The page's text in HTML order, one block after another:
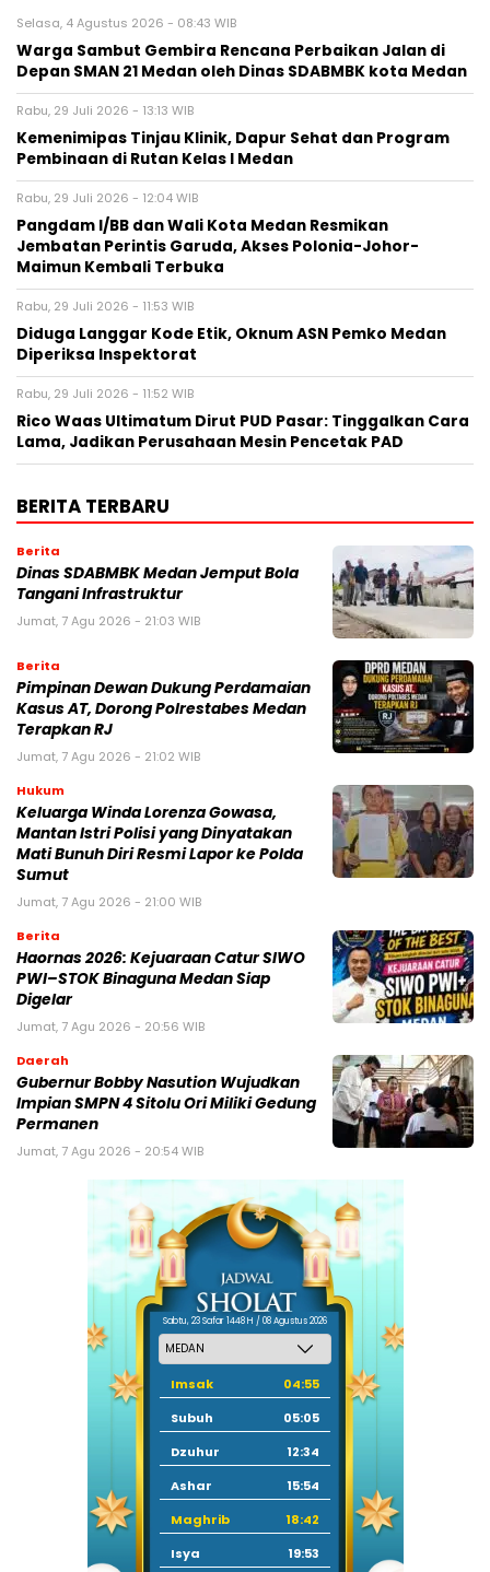
Selasa, 4 Agustus 2026 - 08:43 WIB
Warga Sambut Gembira Rencana Perbaikan Jalan di
Depan SMAN 21 Medan oleh Dinas SDABMBK kota Medan
Rabu, 29 Juli 2026 - 13:13 WIB
Kemenimipas Tinjau Klinik, Dapur Sehat dan Program
Pembinaan di Rutan Kelas I Medan
Rabu, 29 Juli 2026 - 12:04 WIB
Pangdam I/BB dan Wali Kota Medan Resmikan
Jembatan Perintis Garuda, Akses Polonia-Johor-
Maimun Kembali Terbuka
Rabu, 29 Juli 2026 - 11:53 WIB
Diduga Langgar Kode Etik, Oknum ASN Pemko Medan
Diperiksa Inspektorat
Rabu, 29 Juli 2026 - 11:52 WIB
Rico Waas Ultimatum Dirut PUD Pasar: Tinggalkan Cara
Lama, Jadikan Perusahaan Mesin Pencetak PAD
BERITA TERBARU
Berita
Dinas SDABMBK Medan Jemput Bola
Tangani Infrastruktur
Jumat, 7 Agu 2026 - 21:03 WIB
Berita
Pimpinan Dewan Dukung Perdamaian
Kasus AT, Dorong Polrestabes Medan
Terapkan RJ
Jumat, 7 Agu 2026 - 21:02 WIB
Hukum
Keluarga Winda Lorenza Gowasa,
Mantan Istri Polisi yang Dinyatakan
Mati Bunuh Diri Resmi Lapor ke Polda
Sumut
Jumat, 7 Agu 2026 - 21:00 WIB
Berita
Haornas 2026: Kejuaraan Catur SIWO
PWI–STOK Binaguna Medan Siap
Digelar
Jumat, 7 Agu 2026 - 20:56 WIB
Daerah
Gubernur Bobby Nasution Wujudkan
Impian SMPN 4 Sitolu Ori Miliki Gedung
Permanen
Jumat, 7 Agu 2026 - 20:54 WIB
Sabtu, 23 Safar 1448 H / 08 Agustus 2026
Imsak
04:55
Subuh
05:05
Dzuhur
12:34
Ashar
15:54
Maghrib
18:42
Isya
19:53